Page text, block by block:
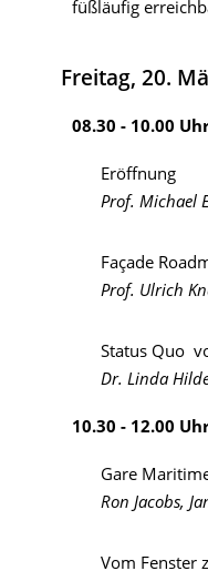
füßläufig
Freitag, 20.
08.30 - 10.00
Eröffnung
Prof. Michael
Façade
Prof. Ulrich
Status Quo
Dr. Linda
10.30 - 12.00
Gare
Ron Jacobs,
Vom Fenster